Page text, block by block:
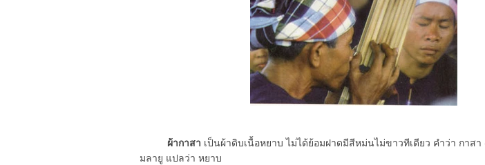
ผ้ากาสา เป็นผ้าดิบเนื้อหยาบ ไม่ได้ย้อมฝาดมีสีหม่นไม่ขาวทีเดียว คำว่า กาสา
มลายู แปลว่า หยาบ